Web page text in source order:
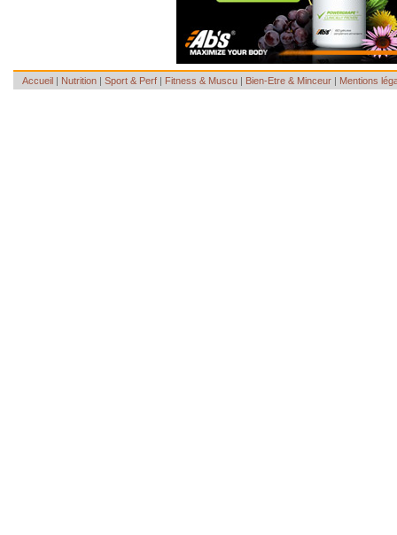
Accueil | Nutrition | Sport & Perf | Fitness & Muscu | Bien-Etre & Minceur | Mentions